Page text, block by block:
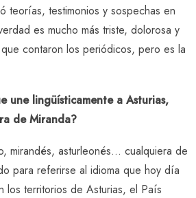
teorías, testimonios y sospechas en
es mucho más triste, dolorosa y
contaron los periódicos, pero es la
une lingüísticamente a Asturias,
de Miranda?
mirandés, asturleonés… cualquiera de
para referirse al idioma que hoy día
los territorios de Asturias, el País